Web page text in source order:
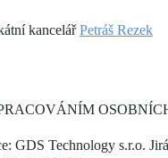
kancelářPetráš Rezek
GDS Technology s.r.o.